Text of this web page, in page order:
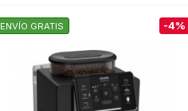
ENVÍO GRATIS -4%